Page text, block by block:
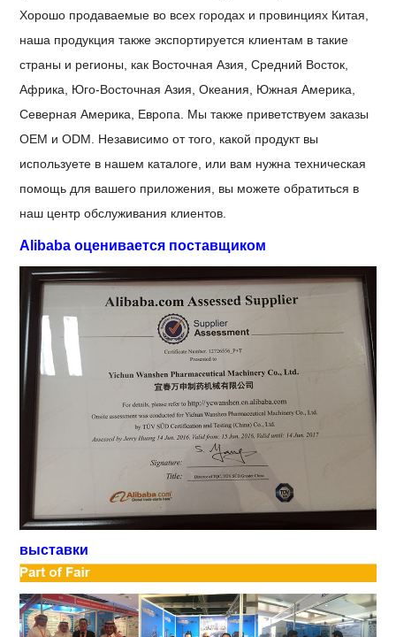
Хорошо продаваемые во всех городах и провинциях Китая,
наша продукция также экспортируется клиентам в такие
страны и регионы, как Восточная Азия, Средний Восток,
Африка, Юго-Восточная Азия, Океания, Южная Америка,
Северная Америка, Европа. Мы также приветствуем заказы
OEM и ODM. Независимо от того, какой продукт вы
используете в нашем каталоге, или вам нужна техническая
помощь для вашего приложения, вы можете обратиться в
наш центр обслуживания клиентов.
Alibaba оценивается поставщиком
выставки